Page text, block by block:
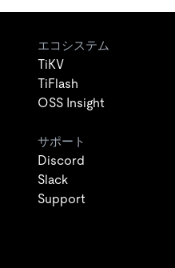
エコシステム
TiKV
TiFlash
OSS Insight
サポート
Discord
Slack
Support